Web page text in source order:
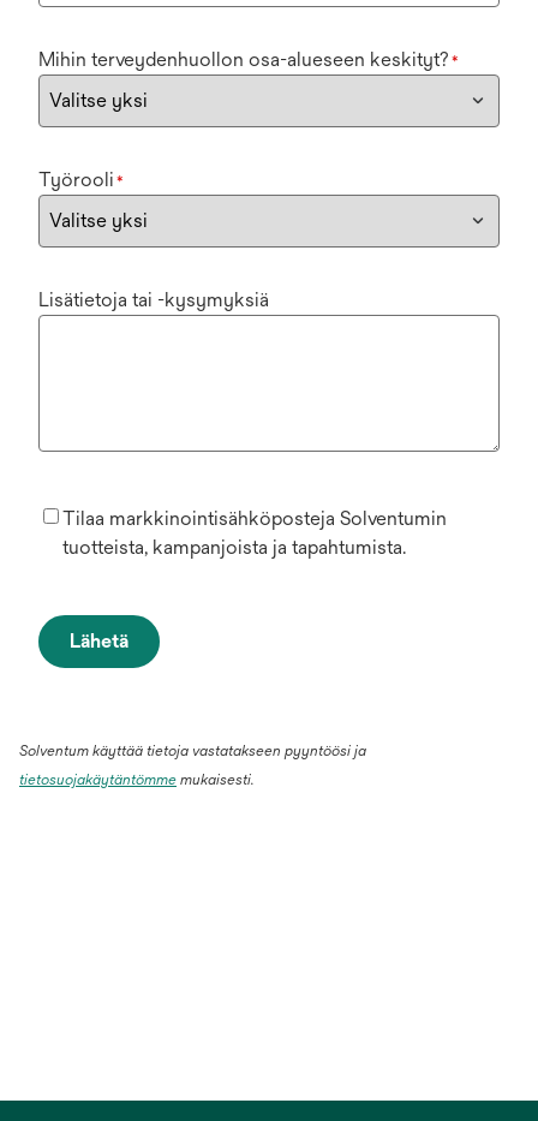
Mihin terveydenhuollon osa-alueseen keskityt? *
Työrooli *
Lisätietoja tai -kysymyksiä
Tilaa markkinointisähköposteja Solventumin
tuotteista, kampanjoista ja tapahtumista.
Lähetä
Solventum käyttää tietoja vastatakseen pyyntöösi ja
tietosuojakäytäntömme mukaisesti.